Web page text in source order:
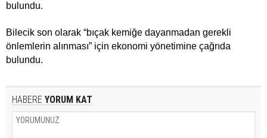
bulundu.
Bilecik son olarak “bıçak kemiğe dayanmadan gerekli
önlemlerin alınması” için ekonomi yönetimine çağrıda
bulundu.
HABERE YORUM KAT